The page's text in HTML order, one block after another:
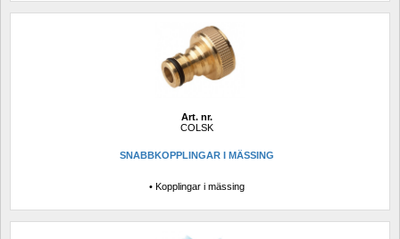
Art. nr.
COLSK
SNABBKOPPLINGAR I MÄSSING
• Kopplingar i mässing